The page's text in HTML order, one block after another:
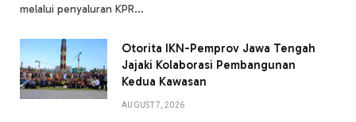
melalui penyaluran KPR…
Otorita IKN-Pemprov Jawa Tengah
Jajaki Kolaborasi Pembangunan
Kedua Kawasan
AUGUST 7, 2026